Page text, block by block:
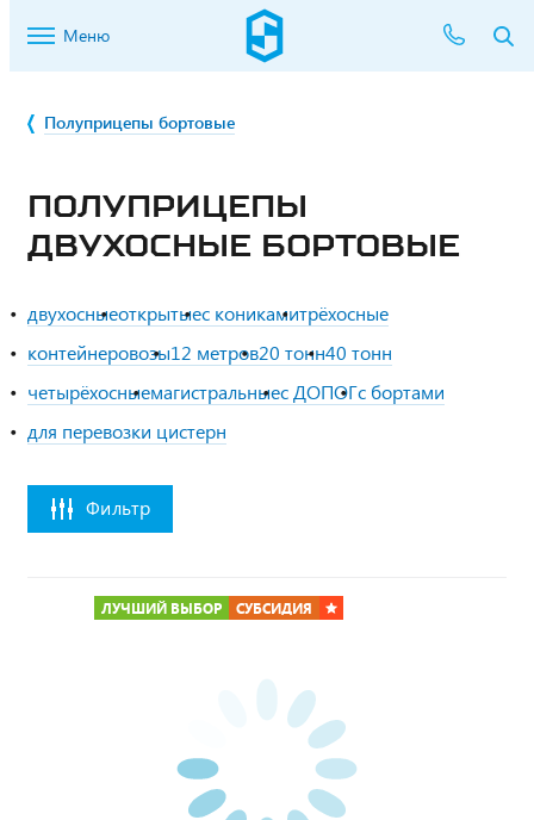
Меню
Полуприцепы бортовые
ПОЛУПРИЦЕПЫ
ДВУХОСНЫЕ БОРТОВЫЕ
двухосныеоткрытыес коникамитрёхосные
контейнеровозы12 метров20 тонн40 тонн
четырёхосныемагистральныес ДОПОГс бортами
для перевозки цистерн
Фильтр
ЛУЧШИЙ ВЫБОР СУБСИДИЯ